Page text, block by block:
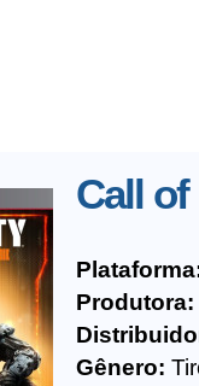
Call of
Produtora:
Gênero: